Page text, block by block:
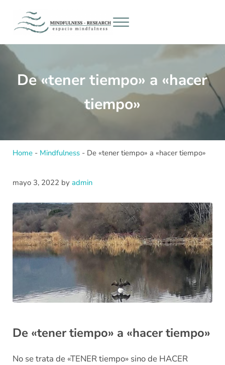
Mindfulness Research
Menu
De «tener tiempo» a «hacer
tiempo»
Home- Mindfulness- De «tener tiempo» a «hacer tiempo»
mayo 3, 2022 by admin
De «tener tiempo» a «hacer tiempo»
No se trata de «TENER tiempo» sino de HACER